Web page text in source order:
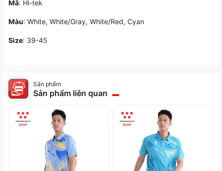
Mã: Hi-tek
Màu: White, White/Gray, White/Red, Cyan
Size: 39-45
Sản phẩm
Sản phẩm liên quan